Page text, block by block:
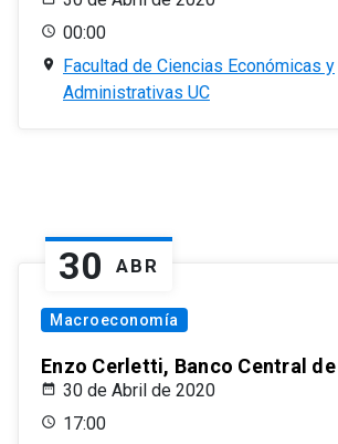
00:00
Facultad de Ciencias Económicas y
Administrativas UC
30 ABR
Macroeconomía
Enzo Cerletti, Banco Central
30 de Abril de 2020
17:00